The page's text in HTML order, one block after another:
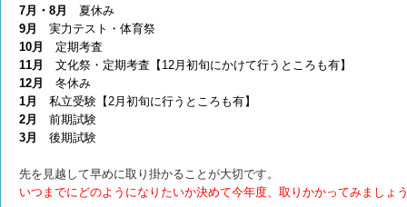
7月・8月
夏休み
9月
実力テスト・体育祭
10月
定期考査
11月
文化祭・定期考査【12月初旬にかけて行うところも有】
12月 冬休み
1月
私立受験【2月初旬に行うところも有】
2月 前期試験
3月
後期試験
先を見越して早めに取り掛かることが大切です。
いつまでにどのようになりたいか決めて今年度、取りかかってみましょ